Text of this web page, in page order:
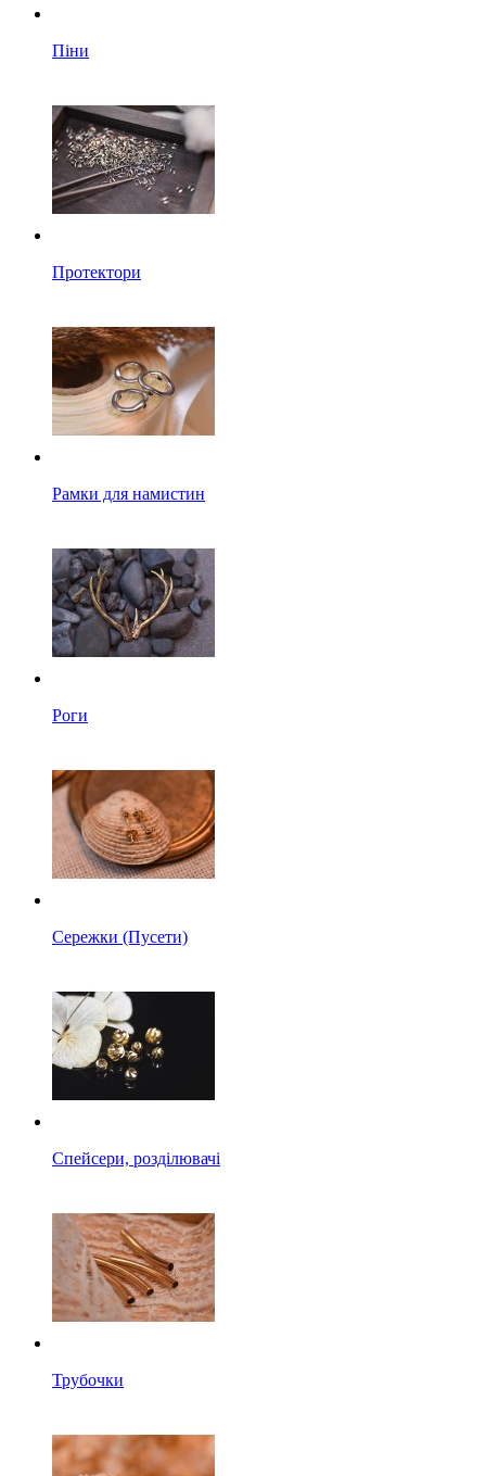
Піни
Протектори
Рамки для намистин
Роги
Сережки (Пусети)
Спейсери, розділювачі
Трубочки